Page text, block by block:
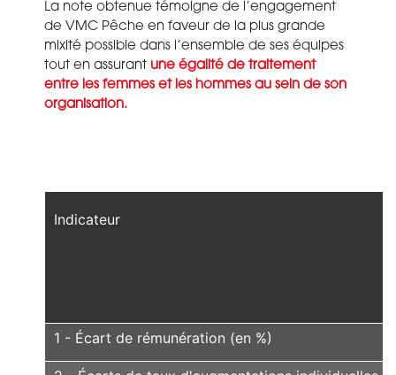
La note obtenue témoigne de l’engagement
de VMC Pêche en faveur de la plus grande
mixité possible dans l’ensemble de ses équipes
tout en assurant une égalité de traitement
entre les femmes et les hommes au sein de son
organisation.
Indicateur
1 - Écart de rémunération (en %)